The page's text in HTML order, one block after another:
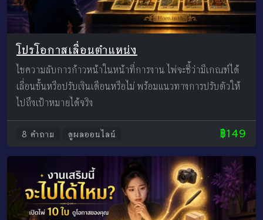
โปรโอกาสเลื่อนตำแหน่ง
ไขความลับการก้าวหน้าในหน้าที่การงาน ไพ่จะชี้ว่ามีเกณฑ์ได้
เลื่อนขั้นหรือปรับเงินเดือนหรือไม่ พร้อมแนวทางการปรับตัวให้
ไปถึงเป้าหมายได้จริง
8 คำถาม ดูผลออนไลน์ ฿149